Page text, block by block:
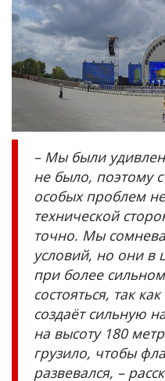
– Мы были
не было, поэтому
особых проблем
технической
точно. Мы
условий, но они в
при более
состояться, так
создаёт сильную
на высоту 180
грузило, чтобы
развевался, –